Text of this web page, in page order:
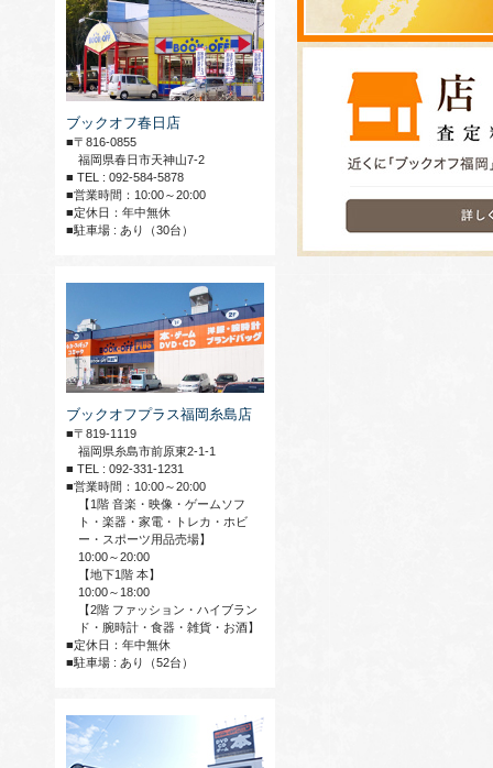
ブックオフ春日店
■〒816-0855
福岡県春日市天神山7-2
■ TEL : 092-584-5878
■営業時間：10:00～20:00
■定休日：年中無休
■駐車場 : あり（30台）
ブックオフプラス福岡糸島店
■〒819-1119
福岡県糸島市前原東2-1-1
■ TEL : 092-331-1231
■営業時間：10:00～20:00
【1階 音楽・映像・ゲームソフ
ト・楽器・家電・トレカ・ホビ
ー・スポーツ用品売場】
10:00～20:00
【地下1階 本】
10:00～18:00
【2階 ファッション・ハイブラン
ド・腕時計・食器・雑貨・お酒】
■定休日：年中無休
■駐車場 : あり（52台）